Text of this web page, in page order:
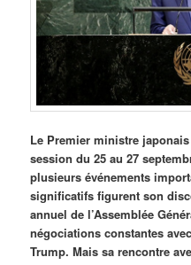
Le Premier ministre
session du 25 au 27
plusieurs événements
significatifs figurent son
annuel de l’Assemblée
négociations constantes
Trump. Mais sa rencontre